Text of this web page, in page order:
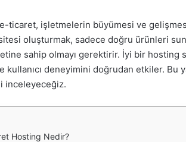
ticaret, işletmelerin büyümesi ve
oluşturmak, sadece doğru ürünleri
sahip olmayı gerektirir. İyi bir hosting
kullanıcı deneyimini doğrudan etkiler. Bu
inceleyeceğiz.
Hosting Nedir?